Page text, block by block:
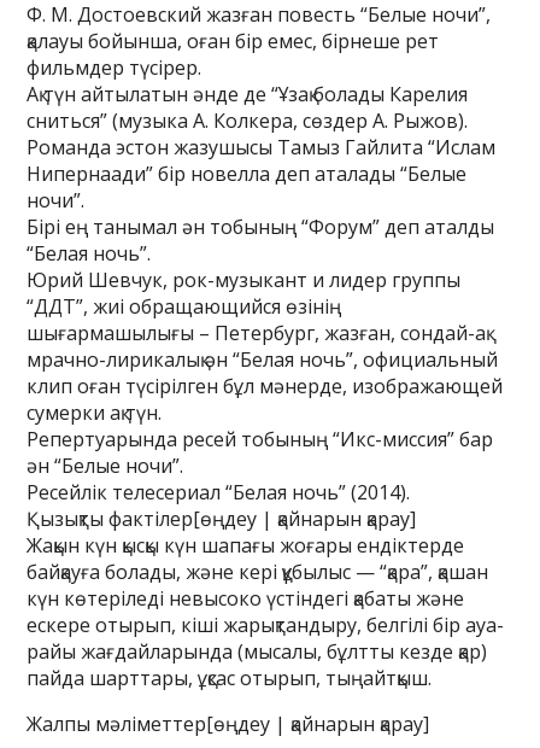
Ф. М. Достоевский жазған повесть “Белые ночи”,
қалауы бойынша, оған бір емес, бірнеше рет
фильмдер түсірер.
Ақ түн айтылатын әнде де “Ұзақ болады Карелия
сниться” (музыка А. Колкера, сөздер А. Рыжов).
Романда эстон жазушысы Тамыз Гайлита “Ислам
Нипернаади” бір новелла деп аталады “Белые
ночи”.
Бірі ең танымал ән тобының “Форум” деп аталды
“Белая ночь”.
Юрий Шевчук, рок-музыкант и лидер группы
“ДДТ”, жиі обращающийся өзінің
шығармашылығы – Петербург, жазған, сондай-ақ
мрачно-лирикалық ән “Белая ночь”, официальный
клип оған түсірілген бұл мәнерде, изображающей
сумерки ақ түн.
Репертуарында ресей тобының “Икс-миссия” бар
ән “Белые ночи”.
Ресейлік телесериал “Белая ночь” (2014).
Қызықты фактілер[өңдеу | қайнарын қарау]
Жақын күн қысқы күн шапағы жоғары ендіктерде
байқауға болады, және кері құбылыс — “қара”, қашан
күн көтеріледі невысоко үстіндегі қабаты және
ескере отырып, кіші жарықтандыру, белгілі бір ауа-
райы жағдайларында (мысалы, бұлтты кезде қар)
пайда шарттары, ұқсас отырып, тыңайтқыш.
Жалпы мәліметтер[өңдеу | қайнарын қарау]